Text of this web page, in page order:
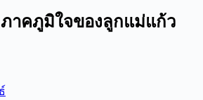
าคภูมิใจของลูกแม่แก้ว